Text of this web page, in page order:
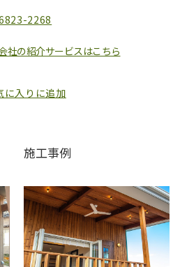
2268
社の紹介サービスはこちら
に入りに追加
施工事例